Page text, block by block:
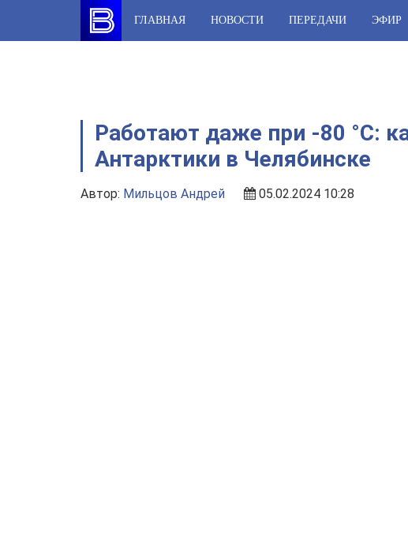
content
ГЛАВНАЯ НОВОСТИ ПЕРЕДАЧИ ЭФИР
Работают даже при -80 °С:
Антарктики в Челябинске
Автор: Мильцов Андрей 05.02.2024 10:28